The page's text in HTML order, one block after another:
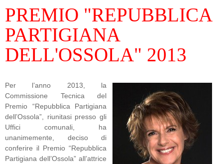
PREMIO "REPUBBLICA
PARTIGIANA
DELL'OSSOLA" 2013
Per l’anno 2013, la
Commissione Tecnica del
Premio “Repubblica Partigiana
dell’Ossola”, riunitasi presso gli
Uffici comunali, ha
unanimemente, deciso di
conferire il Premio “Repubblica
Partigiana dell’Ossola” all’attrice